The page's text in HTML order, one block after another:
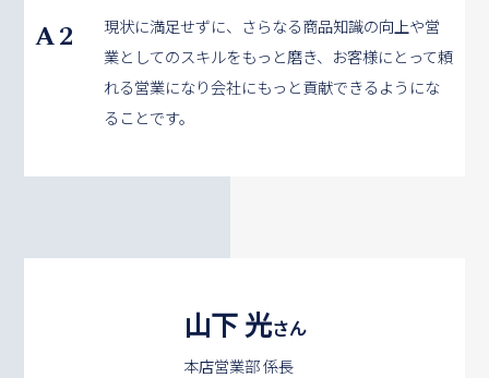
A2
現状に満足せずに、さらなる商品知識の向上や営
業としてのスキルをもっと磨き、お客様にとって頼
れる営業になり会社にもっと貢献できるようにな
ることです。
山下 光さん
本店営業部 係長